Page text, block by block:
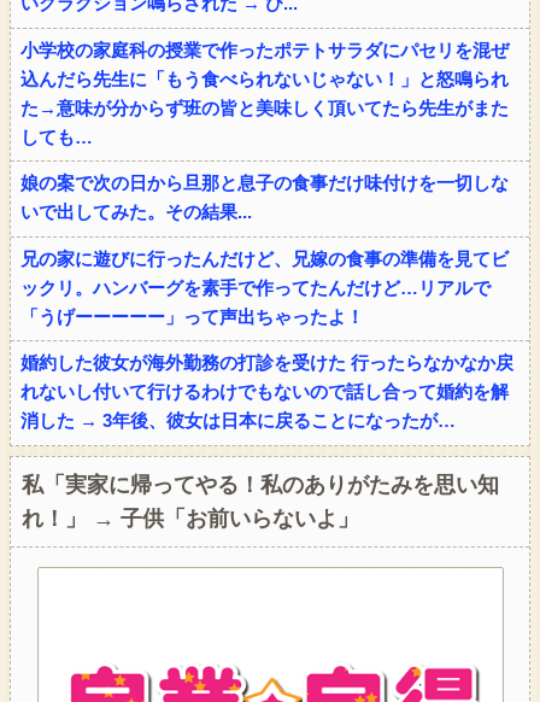
小学校の家庭科の授業で作ったポテトサラダにパセリを混ぜ
込んだら先生に「もう食べられないじゃない！」と怒鳴られ
た→意味が分からず班の皆と美味しく頂いてたら先生がまた
しても…
娘の案で次の日から旦那と息子の食事だけ味付けを一切しな
いで出してみた。その結果...
兄の家に遊びに行ったんだけど、兄嫁の食事の準備を見てビ
ックリ。ハンバーグを素手で作ってたんだけど…リアルで
「うげーーーーー」って声出ちゃったよ！
婚約した彼女が海外勤務の打診を受けた 行ったらなかなか戻
れないし付いて行けるわけでもないので話し合って婚約を解
消した → 3年後、彼女は日本に戻ることになったが…
私「実家に帰ってやる！私のありがたみを思い知
れ！」 → 子供「お前いらないよ」